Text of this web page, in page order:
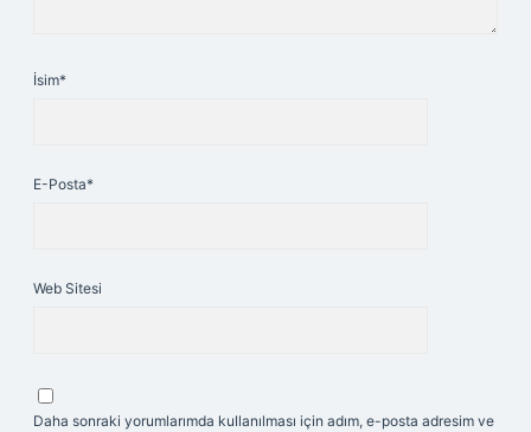
İsim*
E-Posta*
Web Sitesi
Daha sonraki yorumlarımda kullanılması için adım, e-posta adresim ve